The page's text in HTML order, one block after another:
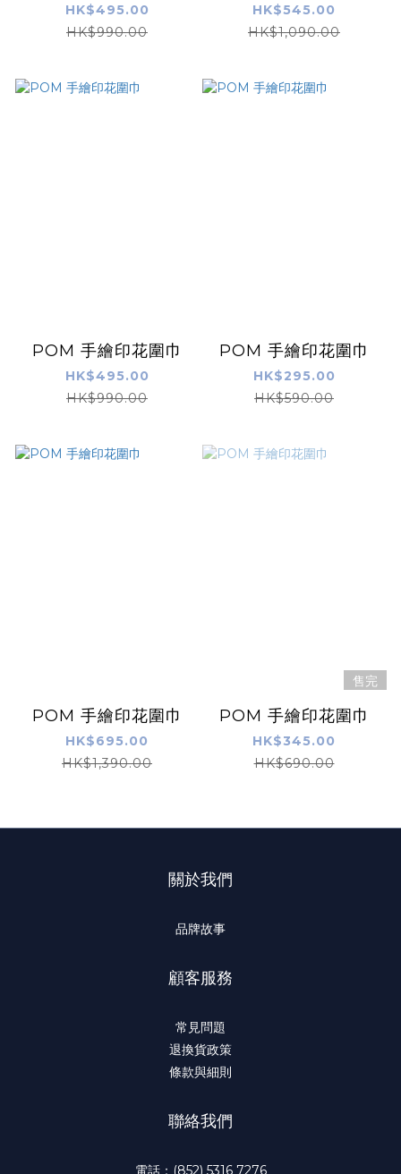
HK$495.00
HK$990.00
HK$545.00
HK$1,090.00
POM 手繪印花圍巾
HK$495.00
HK$990.00
POM 手繪印花圍巾
HK$295.00
HK$590.00
POM 手繪印花圍巾
HK$695.00
HK$1,390.00
售完
POM 手繪印花圍巾
HK$345.00
HK$690.00
關於我們
品牌故事
顧客服務
常見問題
退換貨政策
條款與細則
聯絡我們
電話：(852) 5316 7276